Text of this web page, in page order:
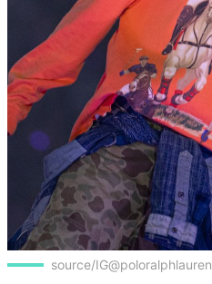
source/IG@poloralphlauren